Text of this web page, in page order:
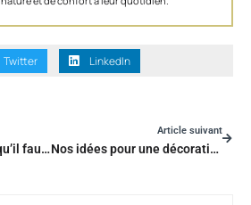
Twitter LinkedIn
Lasure bois : tout ce qu’il faut savoir
Article suivant
Nos idées pour une décoration d’extérieur naturelle